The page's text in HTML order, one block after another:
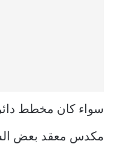
سواء كان مخطط
مكدس معقد بعض